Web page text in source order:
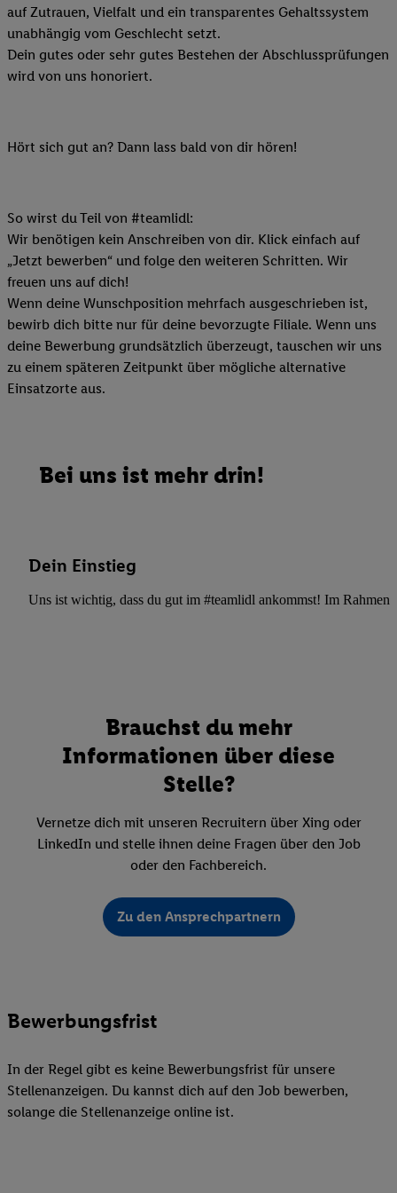
auf Zutrauen, Vielfalt und ein transparentes Gehaltssystem
unabhängig vom Geschlecht setzt.
Dein gutes oder sehr gutes Bestehen der Abschlussprüfungen
wird von uns honoriert.
Hört sich gut an? Dann lass bald von dir hören!
So wirst du Teil von #teamlidl:
Wir benötigen kein Anschreiben von dir. Klick einfach auf
„Jetzt bewerben“ und folge den weiteren Schritten. Wir
freuen uns auf dich!
Wenn deine Wunschposition mehrfach ausgeschrieben ist,
bewirb dich bitte nur für deine bevorzugte Filiale. Wenn uns
deine Bewerbung grundsätzlich überzeugt, tauschen wir uns
zu einem späteren Zeitpunkt über mögliche alternative
Einsatzorte aus.
Bei uns ist mehr drin!
Dein Einstieg
Uns ist wichtig, dass du gut im #teamlidl ankommst! Im Rahmen
Brauchst du mehr
Informationen über diese
Stelle?
Vernetze dich mit unseren Recruitern über Xing oder
LinkedIn und stelle ihnen deine Fragen über den Job
oder den Fachbereich.
Zu den Ansprechpartnern
Bewerbungsfrist
In der Regel gibt es keine Bewerbungsfrist für unsere
Stellenanzeigen. Du kannst dich auf den Job bewerben,
solange die Stellenanzeige online ist.